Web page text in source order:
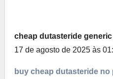
cheap dutasteride
17 de agosto de 2025 às
buy cheap dutasteride